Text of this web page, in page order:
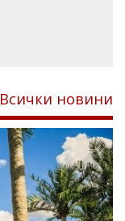
Всички новини